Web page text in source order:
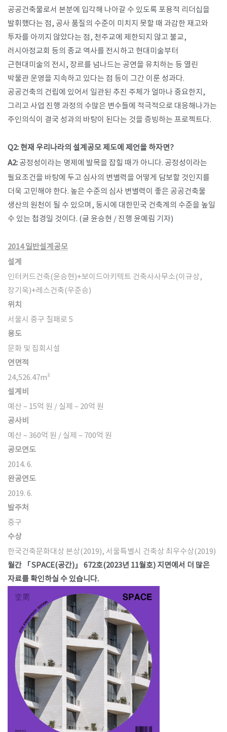
공공건축물로서 본분에 입각해 나아갈 수 있도록 포용적 리더십을
발휘했다는 점, 공사 품질의 수준이 미치지 못할 때 과감한 재고와
투자를 아끼지 않았다는 점, 천주교에 제한되지 않고 불교,
러시아정교회 등의 종교 역사를 전시하고 현대미술부터
근현대미술의 전시, 장르를 넘나드는 공연을 유치하는 등 열린
박물관 운영을 지속하고 있다는 점 등이 그간 이룬 성과다.
공공건축의 건립에 있어서 일관된 추진 주체가 얼마나 중요한지,
그리고 사업 진행 과정의 수많은 변수들에 적극적으로 대응해나가는
주인의식이 결국 성과의 바탕이 된다는 것을 증빙하는 프로젝트다.
Q2: 현재 우리나라의 설계공모 제도에 제언을 하자면?​
A2: 공정성이라는 명제에 발목을 잡힐 때가 아니다. 공정성이라는
필요조건을 바탕에 두고 심사의 변별력을 어떻게 담보할 것인지를
더욱 고민해야 한다. 높은 수준의 심사 변별력이 좋은 공공건축물
생산의 원천이 될 수 있으며, 동시에 대한민국 건축계의 수준을 높일
수 있는 첩경일 것이다. (글 윤승현 / 진행 윤예림 기자)
2014 일반설계공모
설계
인터커드건축(윤승현)+보이드아키텍트 건축사사무소(이규상,
장기욱)+레스건축(우준승)
위치
서울시 중구 칠패로 5
용도
문화 및 집회시설
연면적
24,526.47m²
설계비
예산 – 15억 원 / 실제 – 20억 원
공사비
예산 – 360억 원 / 실제 – 700억 원
공모연도
2014. 6.
완공연도
2019. 6.
발주처
중구
수상
한국건축문화대상 본상(2019), 서울특별시 건축상 최우수상(2019)
월간 「SPACE(공간)」 672호(2023년 11월호) 지면에서 더 많은
자료를 확인하실 수 있습니다.